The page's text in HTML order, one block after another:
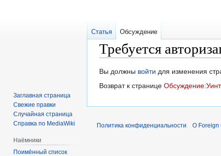
Требуется
Перейти
к
Перейти
к
Вы должны войти для изменения
Возврат к странице
Статья Обсуждение
Заглавная страница
Свежие правки
Случайная страница
Справка по MediaWiki
Наёмники
Поимённый список
Политика конфиденциальности О Foreign